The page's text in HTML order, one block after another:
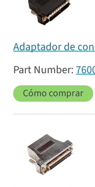
Adaptador de
Cómo comprar